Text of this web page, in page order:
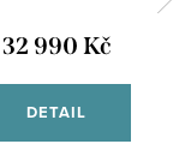
32 990 Kč
DETAIL